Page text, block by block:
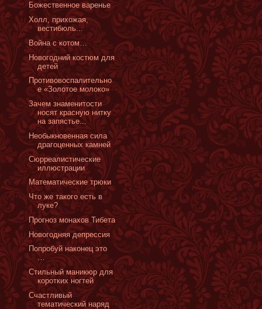
Божественное варенье
Холл, прихожая,
вестибюль...
Война с котом…
Новогодний костюм для
детей
Противовоспалительно
е «Золотое молоко»
Зачем знаменитости
носят красную нитку
на запястье...
Необыкновенная сила
драгоценных камней
Сюрреалистические
иллюстрации
Математические трюки
Что же такого есть в
луке?
Прогноз монахов Тибета
Новогодняя депрессия
Попробуй наконец это
…
Стильный маникюр для
коротких ногтей
Счастливый
тематический наряд